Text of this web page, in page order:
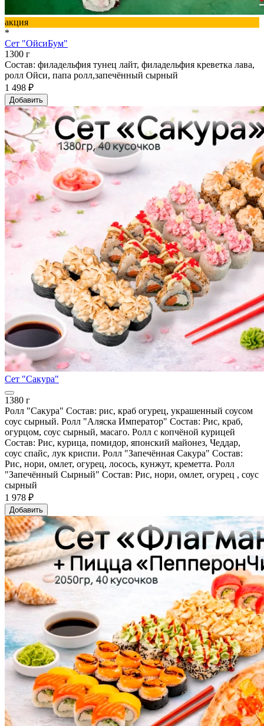
акция
*
Сет "ОйсиБум"
1300 г
Состав: филадельфия тунец лайт, филадельфия креветка лава,
ролл Ойси, папа ролл,запечённый сырный
1 498 ₽
Добавить
Сет "Сакура"
1380 г
Ролл "Сакура" Состав: рис, краб огурец, украшенный соусом
соус сырный. Ролл "Аляска Император" Состав: Рис, краб,
огурцом, соус сырный, масаго. Ролл с копчёной курицей
Состав: Рис, курица, помидор, японский майонез, Чеддар,
соус спайс, лук криспи. Ролл "Запечённая Сакура" Состав:
Рис, нори, омлет, огурец, лосось, кунжут, креметта. Ролл
"Запечённый Сырный" Состав: Рис, нори, омлет, огурец , соус
сырный
1 978 ₽
Добавить